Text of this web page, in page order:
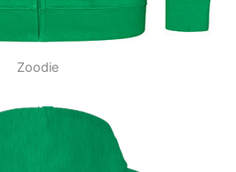
Zoodie